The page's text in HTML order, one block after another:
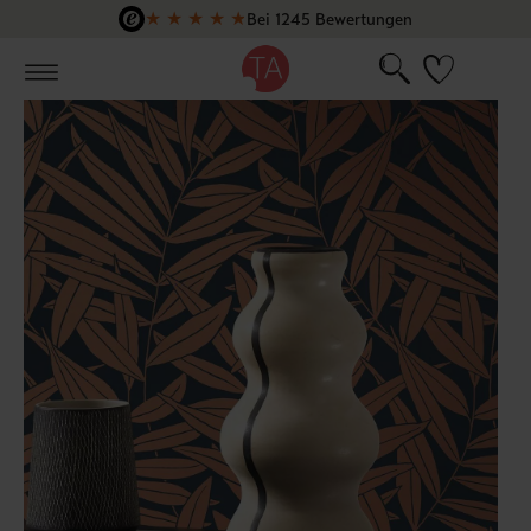
Zum Hauptinhalt springen
★ ★ ★ ★ ★Bei 1245 Bewertungen